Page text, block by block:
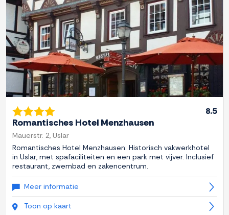
8.5
Romantisches Hotel Menzhausen
Mauerstr. 2, Uslar
Romantisches Hotel Menzhausen: Historisch vakwerkhotel
in Uslar, met spafaciliteiten en een park met vijver. Inclusief
restaurant, zwembad en zakencentrum.
Meer informatie
Toon op kaart